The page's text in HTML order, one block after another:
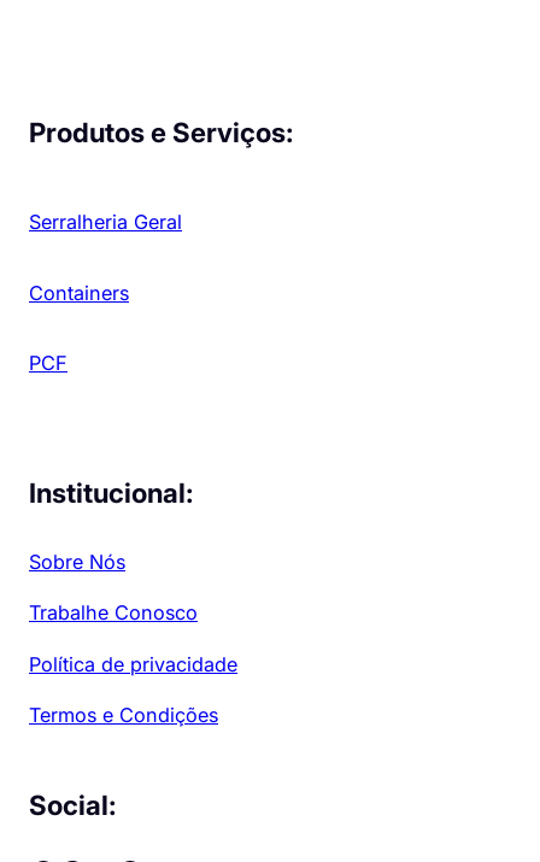
Produtos e Serviços:
Serralheria Geral
Containers
PCF
Institucional:
Sobre Nós
Trabalhe Conosco
Política de privacidade
Termos e Condições
Social: